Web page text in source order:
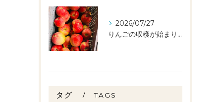
2026/07/27
りんごの収穫が始まりました🧑‍🌾🍎
タグ TAGS